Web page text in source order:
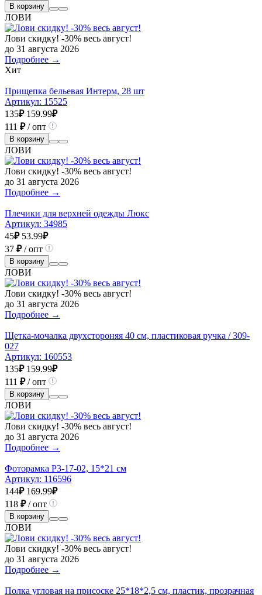
В корзину
ЛОВИ
Лови скидку! -30% весь август!
до 31 августа 2026
Подробнее →
Хит
Прищепка бельевая Интерм, 28 шт
Артикул: 15525
135₽ 159.99₽
111 ₽/ опт
В корзину
ЛОВИ
Лови скидку! -30% весь август!
до 31 августа 2026
Подробнее →
Плечики для верхней одежды Люкс
Артикул: 34985
45₽ 53.99₽
37 ₽/ опт
В корзину
ЛОВИ
Лови скидку! -30% весь август!
до 31 августа 2026
Подробнее →
Щетка-мочалка двухстороняя 40 см, пластиковая ручка / 309-
027
Артикул: 160553
135₽ 159.99₽
111 ₽/ опт
В корзину
ЛОВИ
Лови скидку! -30% весь август!
до 31 августа 2026
Подробнее →
Фоторамка Р3-17-02, 15*21 см
Артикул: 116596
144₽ 169.99₽
118 ₽/ опт
В корзину
ЛОВИ
Лови скидку! -30% весь август!
до 31 августа 2026
Подробнее →
Полка угловая на присоске 25*18*2,5 см, пластик, прозрачная